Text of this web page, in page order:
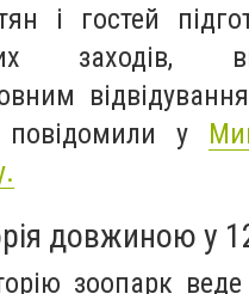
і гостей
заходів,
у
довжиною у
зоопарк